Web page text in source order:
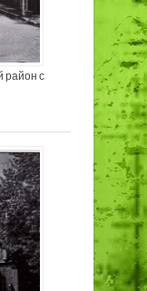
район с